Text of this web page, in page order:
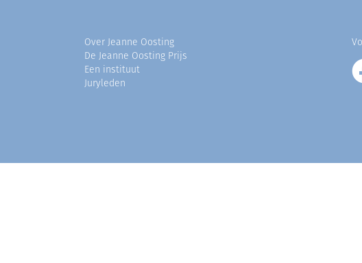
Over Jeanne Oosting
De Jeanne Oosting Prijs
Een instituut
Juryleden